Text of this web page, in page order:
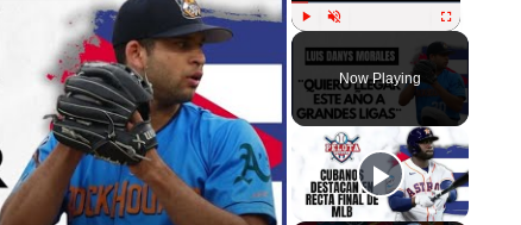
Fullscreen
Now Playing